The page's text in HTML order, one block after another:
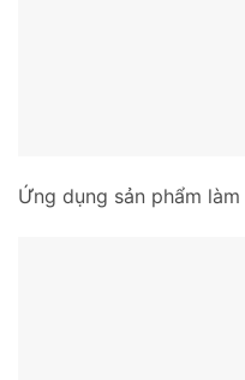
Ứng dụng sản phẩm